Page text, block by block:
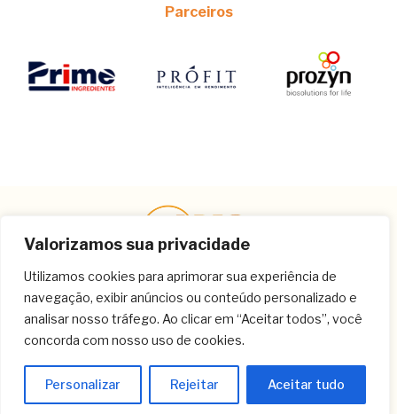
Valorizamos sua privacidade
Utilizamos cookies para aprimorar sua experiência de
navegação, exibir anúncios ou conteúdo personalizado e
analisar nosso tráfego. Ao clicar em “Aceitar todos”, você
concorda com nosso uso de cookies.
Personalizar Rejeitar Aceitar tudo
Parceiros
Contato
(11) 3259-8266